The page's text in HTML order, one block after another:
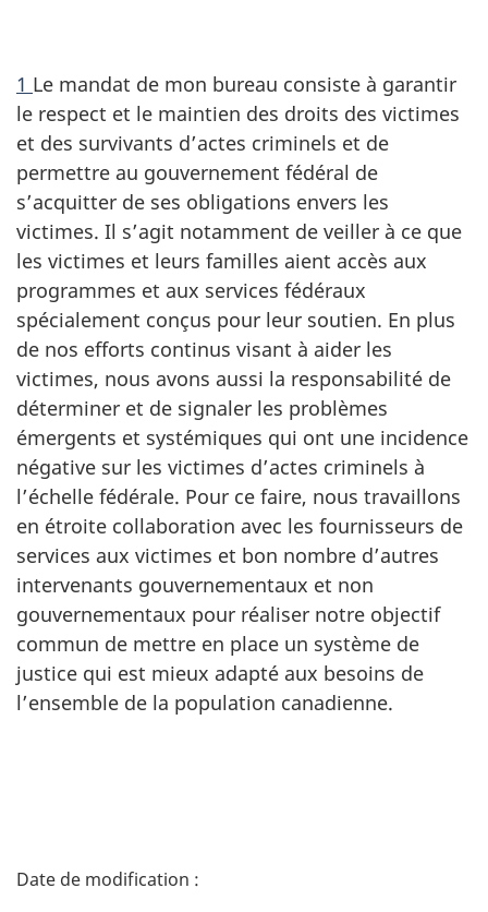
1 Le mandat de mon bureau consiste à garantir
le respect et le maintien des droits des victimes
et des survivants d’actes criminels et de
permettre au gouvernement fédéral de
s’acquitter de ses obligations envers les
victimes. Il s’agit notamment de veiller à ce que
les victimes et leurs familles aient accès aux
programmes et aux services fédéraux
spécialement conçus pour leur soutien. En plus
de nos efforts continus visant à aider les
victimes, nous avons aussi la responsabilité de
déterminer et de signaler les problèmes
émergents et systémiques qui ont une incidence
négative sur les victimes d’actes criminels à
l’échelle fédérale. Pour ce faire, nous travaillons
en étroite collaboration avec les fournisseurs de
services aux victimes et bon nombre d’autres
intervenants gouvernementaux et non
gouvernementaux pour réaliser notre objectif
commun de mettre en place un système de
justice qui est mieux adapté aux besoins de
l’ensemble de la population canadienne.
D